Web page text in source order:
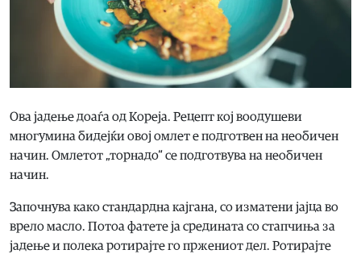
Ова јадење доаѓа од Кореја. Рецепт кој воодушеви
многумина бидејќи овој омлет е подготвен на необичен
начин. Oмлетот „торнадо“ се подготвува на необичен
начин.
Започнува како стандардна кајгана, со изматени јајца во
врело масло. Потоа фатете ја средината со стапчиња за
јадење и полека ротирајте го пржениот дел. Ротирајте